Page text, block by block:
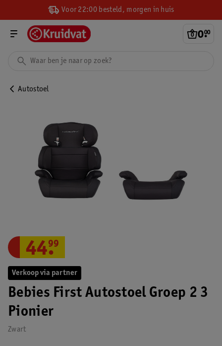
Voor 22:00 besteld, morgen in huis
0.
00
Autostoel
Verkoop via partner
Bebies First Autostoel Groep 2 3
Pionier
Zwart
44.
99